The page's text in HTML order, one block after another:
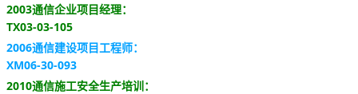
2003通信企业项目经理：
TX03-03-105
2006通信建设项目工程师：
XM06-30-093
2010通信施工安全生产培训：